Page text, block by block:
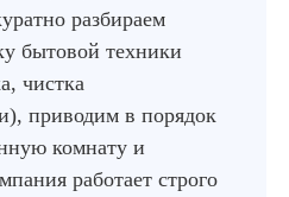
разбираем
бытовой техники
чистка
приводим в порядок
комнату и
работает строго